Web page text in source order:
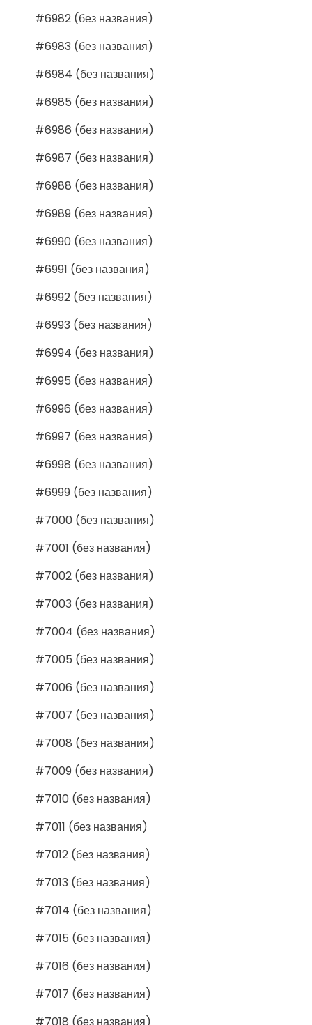
#6982 (без названия)
#6983 (без названия)
#6984 (без названия)
#6985 (без названия)
#6986 (без названия)
#6987 (без названия)
#6988 (без названия)
#6989 (без названия)
#6990 (без названия)
#6991 (без названия)
#6992 (без названия)
#6993 (без названия)
#6994 (без названия)
#6995 (без названия)
#6996 (без названия)
#6997 (без названия)
#6998 (без названия)
#6999 (без названия)
#7000 (без названия)
#7001 (без названия)
#7002 (без названия)
#7003 (без названия)
#7004 (без названия)
#7005 (без названия)
#7006 (без названия)
#7007 (без названия)
#7008 (без названия)
#7009 (без названия)
#7010 (без названия)
#7011 (без названия)
#7012 (без названия)
#7013 (без названия)
#7014 (без названия)
#7015 (без названия)
#7016 (без названия)
#7017 (без названия)
#7018 (без названия)